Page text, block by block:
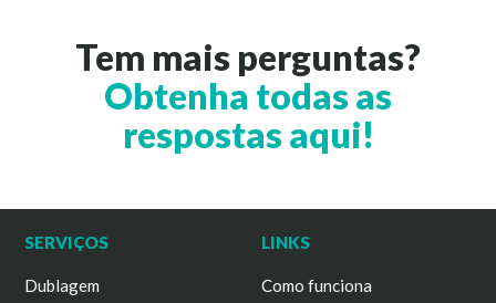
Tem mais perguntas?
Obtenha todas as
respostas aqui!
SERVIÇOS
Dublagem
LINKS
Como funciona